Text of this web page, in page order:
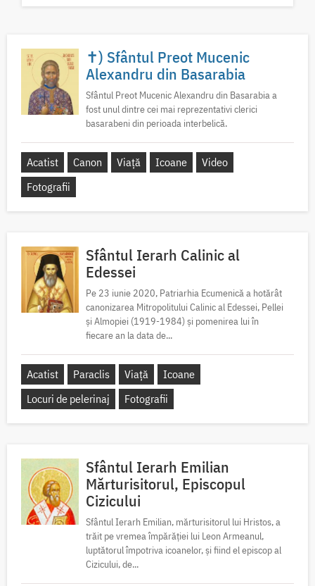
✝) Sfântul Preot Mucenic
Alexandru din Basarabia
Sfântul Preot Mucenic Alexandru din Basarabia a
fost unul dintre cei mai reprezentativi clerici
basarabeni din perioada interbelică.
Acatist Canon Viață Icoane
Video
Fotografii
Sfântul Ierarh Calinic al
Edessei
Pe 23 iunie 2020, Patriarhia Ecumenică a hotărât
canonizarea Mitropolitului Calinic al Edessei, Pellei
și Almopiei (1919-1984) și pomenirea lui în
fiecare an la data de...
Acatist Paraclis Viață
Icoane
Locuri de pelerinaj
Fotografii
Sfântul Ierarh Emilian
Mărturisitorul, Episcopul
Cizicului
Sfântul Ierarh Emilian, mărturisitorul lui Hristos, a
trăit pe vremea împărăției lui Leon Armeanul,
luptătorul împotriva icoanelor, și fiind el episcop al
Cizicului, de...